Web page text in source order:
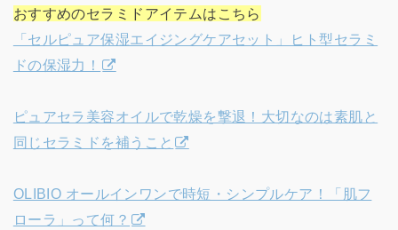
おすすめのセラミドアイテムはこちら
「セルピュア保湿エイジングケアセット」ヒト型セラミ
ドの保湿力！
ピュアセラ美容オイルで乾燥を撃退！大切なのは素肌と
同じセラミドを補うこと
OLIBIO オールインワンで時短・シンプルケア！「肌フ
ローラ」って何？